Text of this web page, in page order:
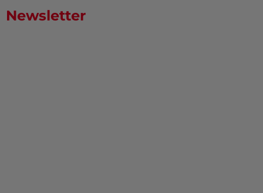
Newsletter